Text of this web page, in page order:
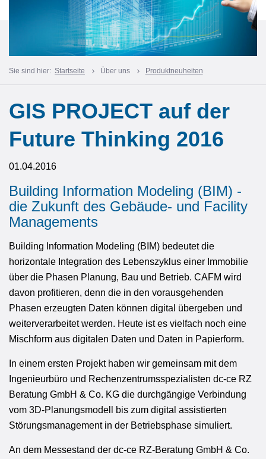
Sie sind hier: Startseite Über uns Produktneuheiten
GIS PROJECT auf der
Future Thinking 2016
01.04.2016
Building Information Modeling (BIM) -
die Zukunft des Gebäude- und Facility
Managements
Building Information Modeling (BIM) bedeutet die
horizontale Integration des Lebenszyklus einer Immobilie
über die Phasen Planung, Bau und Betrieb. CAFM wird
davon profitieren, denn die in den vorausgehenden
Phasen erzeugten Daten können digital übergeben und
weiterverarbeitet werden. Heute ist es vielfach noch eine
Mischform aus digitalen Daten und Daten in Papierform.
In einem ersten Projekt haben wir gemeinsam mit dem
Ingenieurbüro und Rechenzentrumsspezialisten dc-ce RZ
Beratung GmbH & Co. KG die durchgängige Verbindung
vom 3D-Planungsmodell bis zum digital assistierten
Störungsmanagement in der Betriebsphase simuliert.
An dem Messestand der dc-ce RZ-Beratung GmbH & Co.